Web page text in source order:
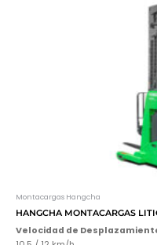
Montacargas Hangcha
HANGCHA MONTACARGAS
Velocidad de